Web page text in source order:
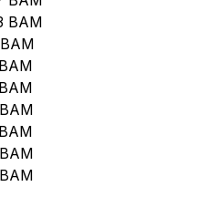
BAM
BAM
BAM
BAM
BAM
BAM
BAM
BAM